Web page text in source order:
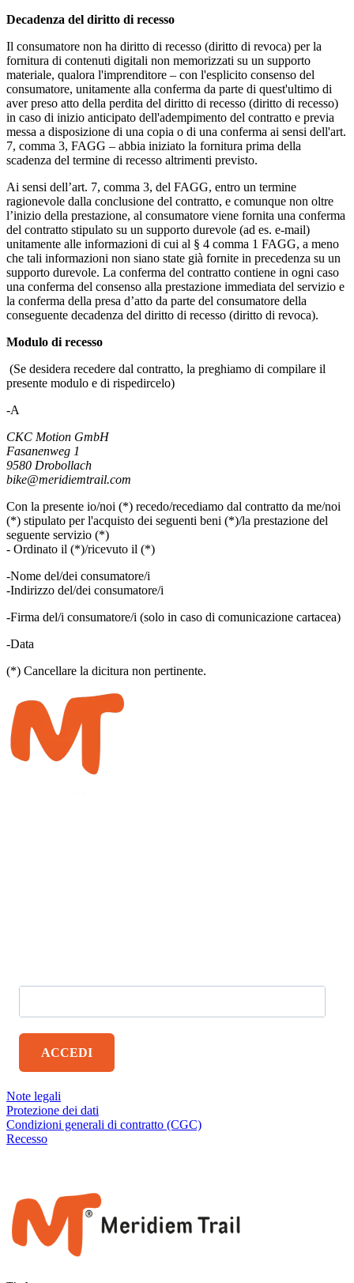
Decadenza del diritto di recesso
Il consumatore non ha diritto di recesso (diritto di revoca) per la
fornitura di contenuti digitali non memorizzati su un supporto
materiale, qualora l'imprenditore – con l'esplicito consenso del
consumatore, unitamente alla conferma da parte di quest'ultimo di
aver preso atto della perdita del diritto di recesso (diritto di recesso)
in caso di inizio anticipato dell'adempimento del contratto e previa
messa a disposizione di una copia o di una conferma ai sensi dell'art.
7, comma 3, FAGG – abbia iniziato la fornitura prima della
scadenza del termine di recesso altrimenti previsto.
Ai sensi dell’art. 7, comma 3, del FAGG, entro un termine
ragionevole dalla conclusione del contratto, e comunque non oltre
l’inizio della prestazione, al consumatore viene fornita una conferma
del contratto stipulato su un supporto durevole (ad es. e-mail)
unitamente alle informazioni di cui al § 4 comma 1 FAGG, a meno
che tali informazioni non siano state già fornite in precedenza su un
supporto durevole. La conferma del contratto contiene in ogni caso
una conferma del consenso alla prestazione immediata del servizio e
la conferma della presa d’atto da parte del consumatore della
conseguente decadenza del diritto di recesso (diritto di revoca).
Modulo di recesso
(Se desidera recedere dal contratto, la preghiamo di compilare il
presente modulo e di rispedircelo)
-A
CKC Motion GmbH
Fasanenweg 1
9580 Drobollach
bike@meridiemtrail.com
Con la presente io/noi (*) recedo/recediamo dal contratto da me/noi
(*) stipulato per l'acquisto dei seguenti beni (*)/la prestazione del
seguente servizio (*)
- Ordinato il (*)/ricevuto il (*)
-Nome del/dei consumatore/i
-Indirizzo del/dei consumatore/i
-Firma del/i consumatore/i (solo in caso di comunicazione cartacea)
-Data
(*) Cancellare la dicitura non pertinente.
ACCEDI
NOTE LEGALI
Note legali
Protezione dei dati
Condizioni generali di contratto (CGC)
Recesso